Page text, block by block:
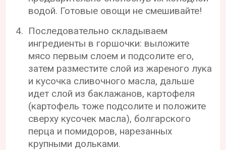
водой. Готовые овощи не смешивайте!
Последовательно складываем
ингредиенты в горшочки: выложите
мясо первым слоем и подсолите его,
затем разместите слой из жареного лука
и кусочка сливочного масла, дальше
идет слой из баклажанов, картофеля
(картофель тоже подсолите и положите
сверху кусочек масла), болгарского
перца и помидоров, нарезанных
крупными дольками.